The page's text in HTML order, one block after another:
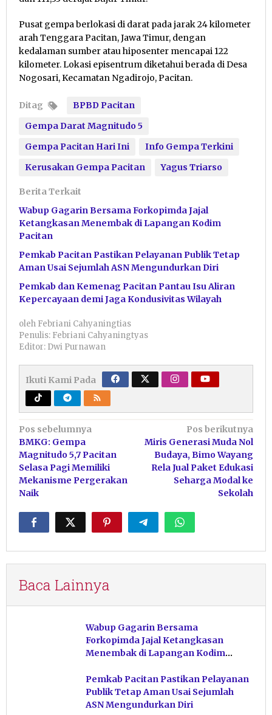
Pusat gempa berlokasi di darat pada jarak 24 kilometer
arah Tenggara Pacitan, Jawa Timur, dengan
kedalaman sumber atau hiposenter mencapai 122
kilometer. Lokasi episentrum diketahui berada di Desa
Nogosari, Kecamatan Ngadirojo, Pacitan.
Ditag
BPBD Pacitan
Gempa Darat Magnitudo 5
Gempa Pacitan Hari Ini
Info Gempa Terkini
Kerusakan Gempa Pacitan
Yagus Triarso
Berita Terkait
Wabup Gagarin Bersama Forkopimda Jajal
Ketangkasan Menembak di Lapangan Kodim
Pacitan
Pemkab Pacitan Pastikan Pelayanan Publik Tetap
Aman Usai Sejumlah ASN Mengundurkan Diri
Pemkab dan Kemenag Pacitan Pantau Isu Aliran
Kepercayaan demi Jaga Kondusivitas Wilayah
oleh Febriani Cahyaningtias
Penulis: Febriani Cahyaningtyas
Editor: Dwi Purnawan
Ikuti Kami Pada
Navigasi
pos
Pos sebelumnya
BMKG: Gempa
Magnitudo 5,7 Pacitan
Selasa Pagi Memiliki
Mekanisme Pergerakan
Naik
Pos berikutnya
Miris Generasi Muda Nol
Budaya, Bimo Wayang
Rela Jual Paket Edukasi
Seharga Modal ke
Sekolah
Baca Lainnya
Wabup Gagarin Bersama
Forkopimda Jajal Ketangkasan
Menembak di Lapangan Kodim
Pemkab Pacitan Pastikan Pelayanan
Publik Tetap Aman Usai Sejumlah
ASN Mengundurkan Diri